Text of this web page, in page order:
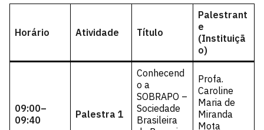
Horário Atividade Título
Palestrant
e
(Instituiçã
o)
09:00–
09:40
Palestra 1
Conhecend
o a
SOBRAPO –
Sociedade
Brasileira
Profa.
Caroline
Maria de
Miranda
Mota